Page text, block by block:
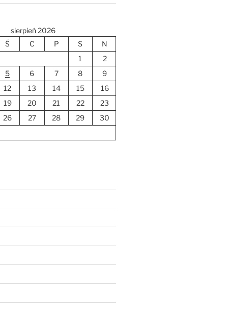
sierpień 2026
Ś
C P S
N
1
2
5
6 7 8
9
12
13 14 15
16
19
20 21 22
23
26
27 28 29 30